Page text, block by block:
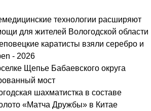
технологии расширяют
для жителей Вологодской области
каратисты взяли серебро и
- 2026
Щепье Бабаевского округа
мост
шахматистка в составе
«Матча Дружбы» в Китае